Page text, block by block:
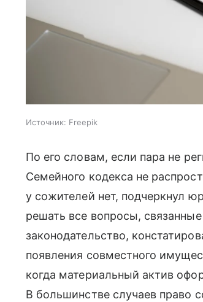
Источник: Freepik
По его словам, если пара не
Семейного кодекса не
у сожителей нет, подчеркнул
решать все вопросы,
законодательство,
появления совместного
когда материальный актив
В большинстве случаев право